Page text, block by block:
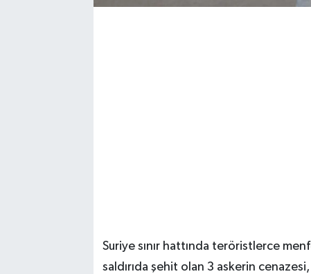
Suriye sınır hattında teröristlerce
saldırıda şehit olan 3 askerin